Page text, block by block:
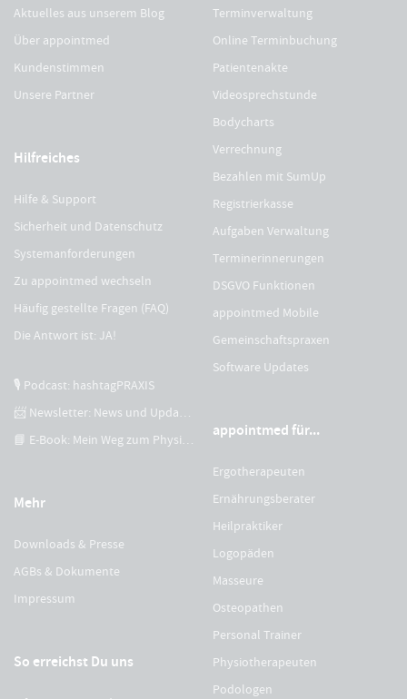
Aktuelles aus unserem Blog
Über appointmed
Kundenstimmen
Unsere Partner
Hilfreiches
Hilfe & Support
Sicherheit und Datenschutz
Systemanforderungen
Zu appointmed wechseln
Häufig gestellte Fragen (FAQ)
Die Antwort ist: JA!
🎙 Podcast: hashtagPRAXIS
📨 Newsletter: News und Updates
📘 E-Book: Mein Weg zum Physiotherapeuten
Mehr
Downloads & Presse
AGBs & Dokumente
Impressum
So erreichst Du uns
Terminverwaltung
Online Terminbuchung
Patientenakte
Videosprechstunde
Bodycharts
Verrechnung
Bezahlen mit SumUp
Registrierkasse
Aufgaben Verwaltung
Terminerinnerungen
DSGVO Funktionen
appointmed Mobile
Gemeinschaftspraxen
Software Updates
appointmed für...
Ergotherapeuten
Ernährungsberater
Heilpraktiker
Logopäden
Masseure
Osteopathen
Personal Trainer
Physiotherapeuten
Podologen